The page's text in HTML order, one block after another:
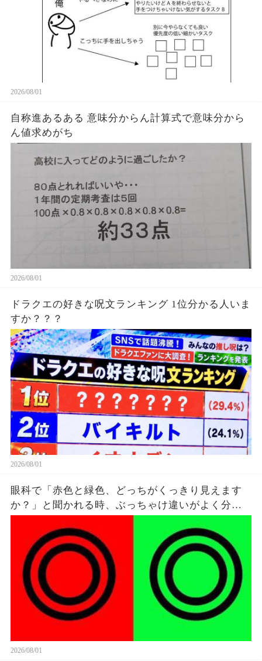
2026/08/01
自称進あるある 意味分からん計算式で意味分から
ん値求めがち
2026/08/01
ドラクエの好きな呪文ランキング 1位分かる人いま
すか？？？
2026/08/01
眼科で「赤色と緑色、どっちがくっきり見えます
か？」と聞かれる時、ぶっちゃけ違いがよく分か
2026/08/01